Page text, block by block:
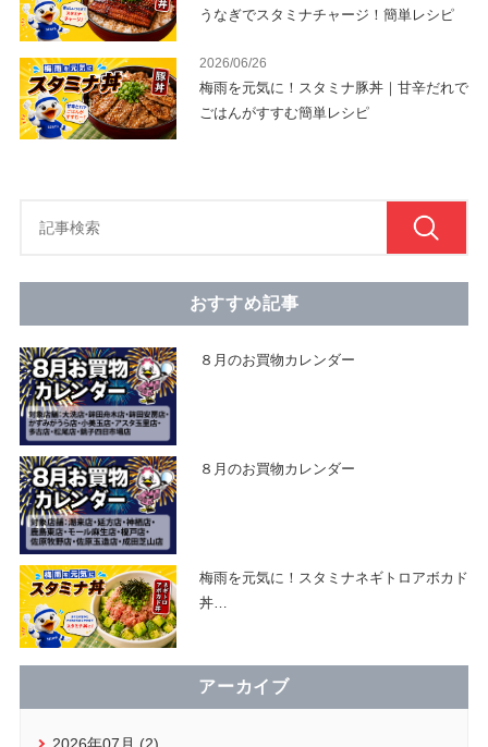
うなぎでスタミナチャージ！簡単レシピ
2026/06/26
梅雨を元気に！スタミナ豚丼｜甘辛だれで
ごはんがすすむ簡単レシピ
おすすめ記事
８月のお買物カレンダー
８月のお買物カレンダー
梅雨を元気に！スタミナネギトロアボカド
丼…
アーカイブ
2026年07月 (2)